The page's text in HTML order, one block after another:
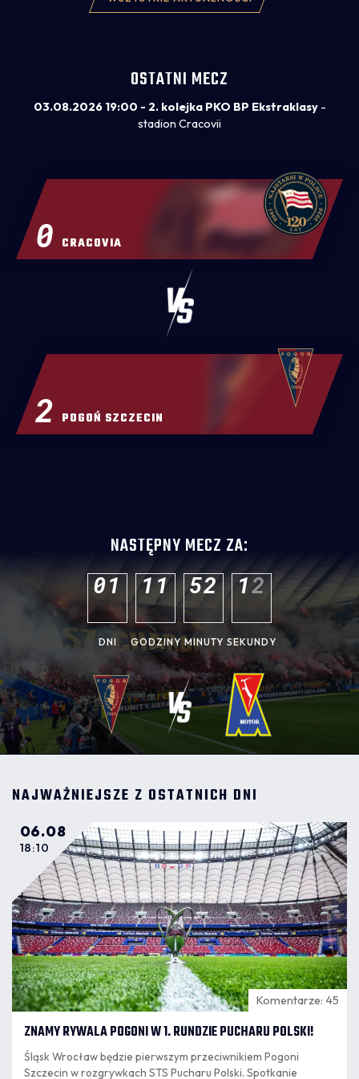
OSTATNI MECZ
03.08.2026 19:00 - 2. kolejka PKO BP Ekstraklasy-
stadion Cracovii
0 CRACOVIA
POGOŃ SZCZECIN
2
NASTĘPNY MECZ ZA:
01
DNI
11
GODZINY
52
MINUTY
11
SEKUNDY
NAJWAŻNIEJSZE Z OSTATNICH DNI
06.08
18:10
Komentarze: 45
ZNAMY RYWALA POGONI W 1. RUNDZIE PUCHARU POLSKI!
Śląsk Wrocław będzie pierwszym przeciwnikiem Pogoni
Szczecin w rozgrywkach STS Pucharu Polski. Spotkanie